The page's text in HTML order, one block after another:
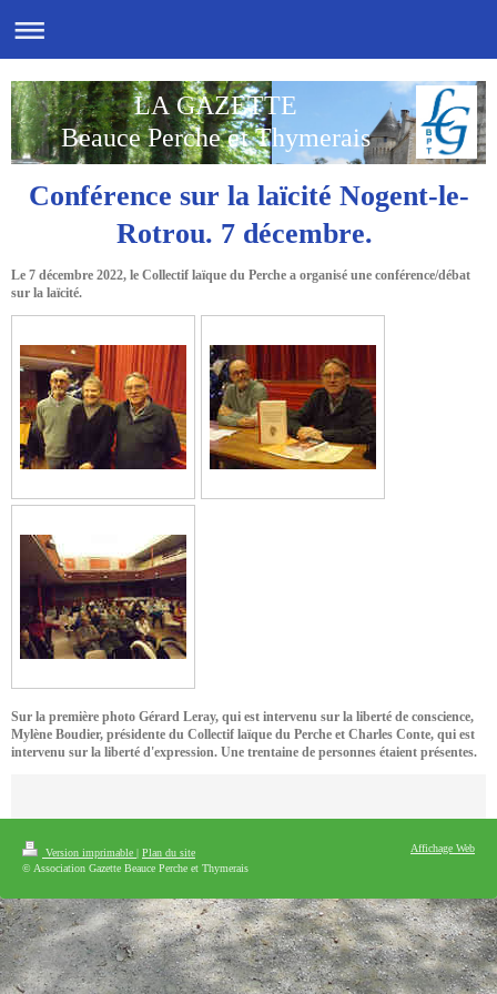
LA GAZETTE
Beauce Perche et Thymerais
Conférence sur la laïcité Nogent-le-
Rotrou. 7 décembre.
Le 7 décembre 2022, le Collectif laïque du Perche a organisé une conférence/débat
sur la laïcité.
Sur la première photo Gérard Leray, qui est intervenu sur la liberté de conscience,
Mylène Boudier, présidente du Collectif laïque du Perche et Charles Conte, qui est
intervenu sur la liberté d'expression. Une trentaine de personnes étaient présentes.
Version imprimable | Plan du site
© Association Gazette Beauce Perche et Thymerais
Affichage Web